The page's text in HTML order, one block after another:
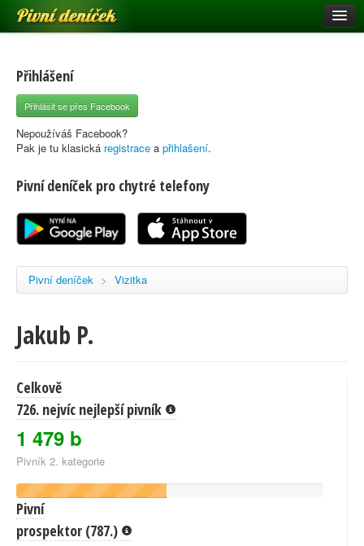
Pivní deníček
Pivní mapa
Pivní značky
Nápověda
Registrace
Přihlášení
Přihlásit se přes Facebook
Nepoužíváš Facebook?
Pak je tu klasická registrace a přihlašení.
Pivní deníček pro chytré telefony
Pivní deníček > Vizitka
Jakub P.
Celkově
726. nejvíc nejlepší pivník
1 479 b
Pivník 2. kategorie
Pivní
prospektor (787.)